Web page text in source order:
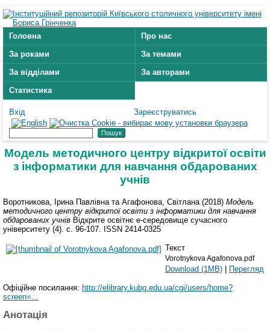
Головна
Про нас
За роками
За темами
За відділами
За авторами
Статистика
Вхід Зареєструватись
Модель методичного центру відкритої освіти
з інформатики для навчання обдарованих
учнів
Воротникова, Ірина Павлівна та Агафонова, Світлана (2018) Модель
методичного центру відкритої освіти з інформатики для навчання
обдарованих учнів Відкрите освітнє е-середовище сучасного
університету (4). с. 96-107. ISSN 2414-0325
Текст
Vorotnykova Agafonova.pdf
Download (1MB) | Перегляд
Офіційне посилання: http://elibrary.kubg.edu.ua/cgi/users/home?
screen=...
Анотація